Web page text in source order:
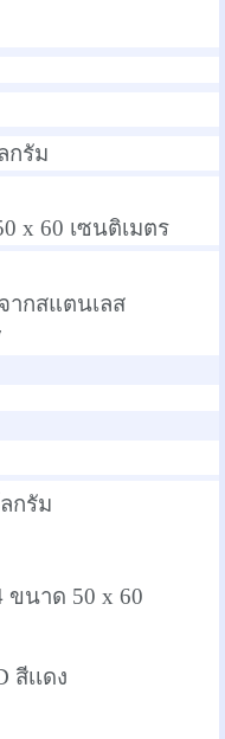
กรัม
x 60 เซนติเมตร
ากสแตนเลส
กรัม
ขนาด 50 x 60
เเดง